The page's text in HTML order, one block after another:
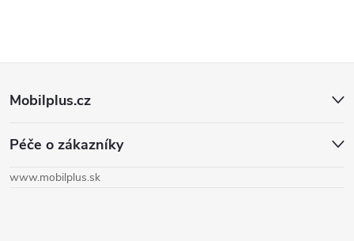
p
Mobilplus.cz
Péče o zákazníky
www.mobilplus.sk